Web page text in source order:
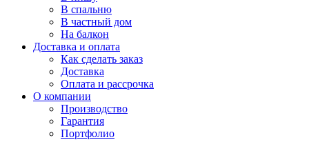
В спальню
В частный дом
На балкон
Доставка и оплата
Как сделать заказ
Доставка
Оплата и рассрочка
О компании
Производство
Гарантия
Портфолио